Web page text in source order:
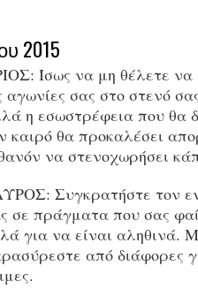
2015
Ίσως να μη θέλετε να
αγωνίες σας στο στενό
η εσωστρέφεια που θα
καιρό θα προκαλέσει
να στενοχωρήσει
Συγκρατήστε τον
σε πράγματα που σας
για να είναι αληθινά.
από διάφορες